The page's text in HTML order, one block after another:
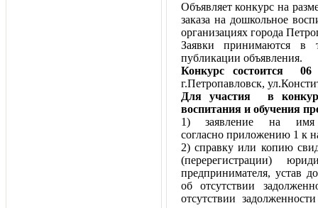
Объявляет конкурс на
заказа на дошкольное
организациях города
Заявки принимаются в
публикации объявления.
Конкурс состоится 06
г.Петропавловск,
Для участия в
воспитания и обучения
1) заявление на имя
согласно приложению 1 к
2) справку или копию
(перерегистрации)
предпринимателя, устав
об отсутствии
отсутствии